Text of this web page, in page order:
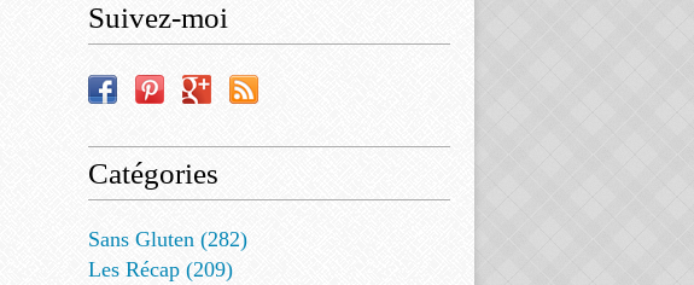
Suivez-moi
Catégories
Sans Gluten (282)
Les Récap (209)